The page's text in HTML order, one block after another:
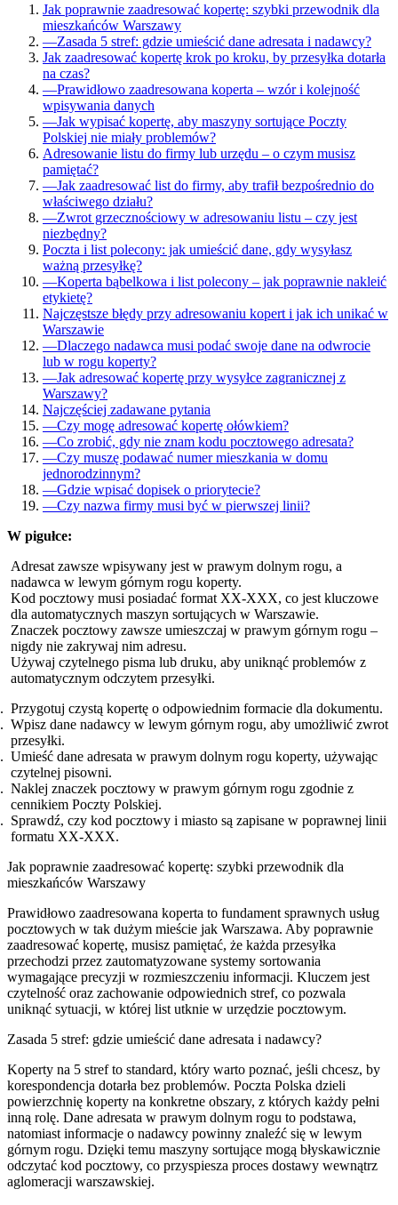
Jak poprawnie zaadresować kopertę: szybki przewodnik dla
mieszkańców Warszawy
—Zasada 5 stref: gdzie umieścić dane adresata i nadawcy?
Jak zaadresować kopertę krok po kroku, by przesyłka dotarła
na czas?
—Prawidłowo zaadresowana koperta – wzór i kolejność
wpisywania danych
—Jak wypisać kopertę, aby maszyny sortujące Poczty
Polskiej nie miały problemów?
Adresowanie listu do firmy lub urzędu – o czym musisz
pamiętać?
—Jak zaadresować list do firmy, aby trafił bezpośrednio do
właściwego działu?
—Zwrot grzecznościowy w adresowaniu listu – czy jest
niezbędny?
Poczta i list polecony: jak umieścić dane, gdy wysyłasz
ważną przesyłkę?
—Koperta bąbelkowa i list polecony – jak poprawnie nakleić
etykietę?
Najczęstsze błędy przy adresowaniu kopert i jak ich unikać w
Warszawie
—Dlaczego nadawca musi podać swoje dane na odwrocie
lub w rogu koperty?
—Jak adresować kopertę przy wysyłce zagranicznej z
Warszawy?
Najczęściej zadawane pytania
—Czy mogę adresować kopertę ołówkiem?
—Co zrobić, gdy nie znam kodu pocztowego adresata?
—Czy muszę podawać numer mieszkania w domu
jednorodzinnym?
—Gdzie wpisać dopisek o priorytecie?
—Czy nazwa firmy musi być w pierwszej linii?
W pigułce:
Adresat zawsze wpisywany jest w prawym dolnym rogu, a
nadawca w lewym górnym rogu koperty.
Kod pocztowy musi posiadać format XX-XXX, co jest kluczowe
dla automatycznych maszyn sortujących w Warszawie.
Znaczek pocztowy zawsze umieszczaj w prawym górnym rogu –
nigdy nie zakrywaj nim adresu.
Używaj czytelnego pisma lub druku, aby uniknąć problemów z
automatycznym odczytem przesyłki.
Przygotuj czystą kopertę o odpowiednim formacie dla dokumentu.
Wpisz dane nadawcy w lewym górnym rogu, aby umożliwić zwrot
przesyłki.
Umieść dane adresata w prawym dolnym rogu koperty, używając
czytelnej pisowni.
Naklej znaczek pocztowy w prawym górnym rogu zgodnie z
cennikiem Poczty Polskiej.
Sprawdź, czy kod pocztowy i miasto są zapisane w poprawnej linii
formatu XX-XXX.
Jak poprawnie zaadresować kopertę: szybki przewodnik dla
mieszkańców Warszawy
Prawidłowo zaadresowana koperta to fundament sprawnych usług
pocztowych w tak dużym mieście jak Warszawa. Aby poprawnie
zaadresować kopertę, musisz pamiętać, że każda przesyłka
przechodzi przez zautomatyzowane systemy sortowania
wymagające precyzji w rozmieszczeniu informacji. Kluczem jest
czytelność oraz zachowanie odpowiednich stref, co pozwala
uniknąć sytuacji, w której list utknie w urzędzie pocztowym.
Zasada 5 stref: gdzie umieścić dane adresata i nadawcy?
Koperty na 5 stref to standard, który warto poznać, jeśli chcesz, by
korespondencja dotarła bez problemów. Poczta Polska dzieli
powierzchnię koperty na konkretne obszary, z których każdy pełni
inną rolę. Dane adresata w prawym dolnym rogu to podstawa,
natomiast informacje o nadawcy powinny znaleźć się w lewym
górnym rogu. Dzięki temu maszyny sortujące mogą błyskawicznie
odczytać kod pocztowy, co przyspiesza proces dostawy wewnątrz
aglomeracji warszawskiej.